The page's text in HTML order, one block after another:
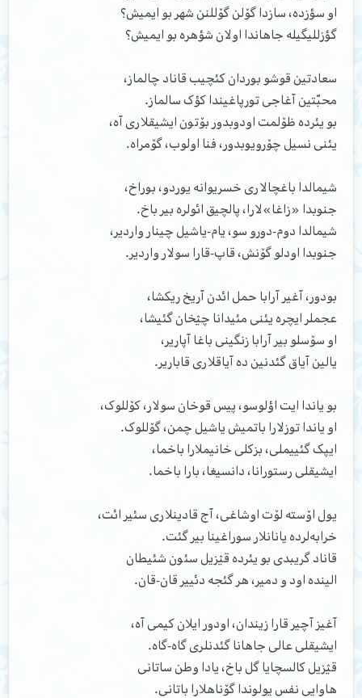
او سؤزده، سازدا گۆلن گۆللنن شهر بو ایمیش؟
گؤزللیگیله جاهاندا اولان شؤهره بو ایمیش؟
سعادتین قوشو بوردان کئچیب قاناد چالماز،
محبّتین آغاجی تورپاغیندا کؤک سالماز.
بو یئرده ظۆلمت اودوبدور بۆتون ایشیقلاری آه،
یئنی نسیل چۆرویوبدور، فنا اولوب، گۆمراه.
شیمالدا باغچالاری خسریوانه یوردو، بوراخ،
جنوبدا «زاغا»لارا، پالچیق ائولره بیر باخ.
شیمالدا دوم-دورو سو، یام-یاشیل چینار واردیر،
جنوبدا اودلو گۆنش، قاپ-قارا سولار واردیر.
بودور، آغیر آرابا حمل ائدن آریخ ریکشا،
عجملر ایچره یئنی مئیدانا چؽخان گئیشا،
او سۆسلو بیر آرابا زنگینی باغا آپاریر،
یالین آیاق گئدنین ده آیاقلاری قاباریر.
بو یاندا ایت اؤلوسو، پیس قوخان سولار، کۆللوک،
او یاندا توزلارا باتمیش یاشیل چمن، گۆللوک.
ایپک گئییملی، بزکلی خانیملارا باخما،
ایشیقلی رستورانا، دانسیغا، بارا باخما.
یول اۆسته لۆت اوشاغی، آج قادینلاری سئیر ائت،
خرابه‌لرده یانانلار سوراغینا بیر گئت.
قاناد گریبدی بو یئرده قؽزیل سئون شئیطان
الینده اود و دمیر، هر گئجه دئییر قان-قان.
آغیز آچیر قارا زیندان، اودور ایلان کیمی آه،
ایشیقلی عالی جاهانا گئدنلری گاه-گاه.
قؽزیل کالسچایا گل باخ، یادا وطن ساتانی
هاوایی نفس یولوندا گۆناهلارا باتانی.